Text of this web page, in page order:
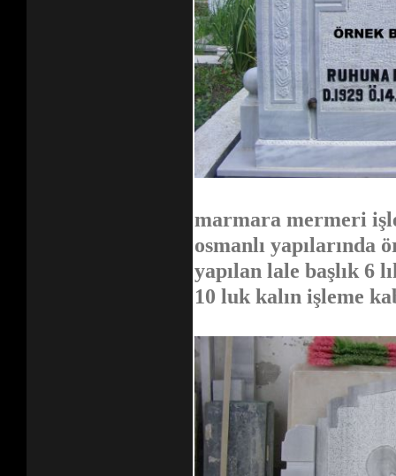
marmara mermeri
osmanlı yapılarında
yapılan lale başlık 6
10 luk kalın işleme